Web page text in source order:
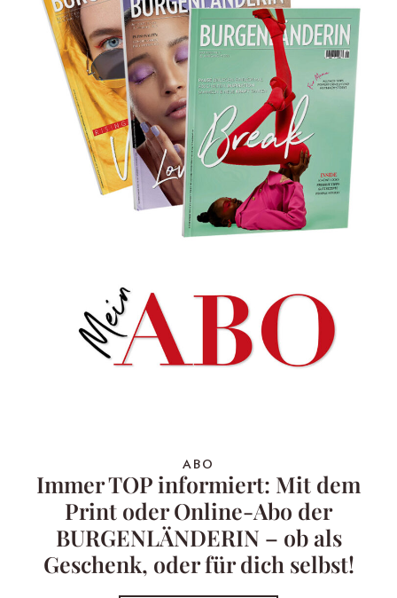
ABO
Immer TOP informiert: Mit dem
Print oder Online-Abo der
BURGENLÄNDERIN – ob als
Geschenk, oder für dich selbst!